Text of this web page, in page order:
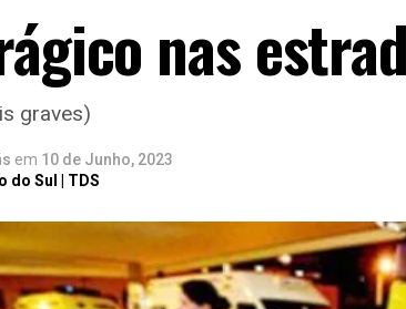
nas
graves)
em 10 de Junho, 2023
do Sul | TDS